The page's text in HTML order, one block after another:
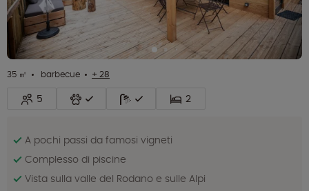
35 ㎡ barbecue + 28
5 2
A pochi passi da famosi vigneti
Complesso di piscine
Vista sulla valle del Rodano e sulle Alpi